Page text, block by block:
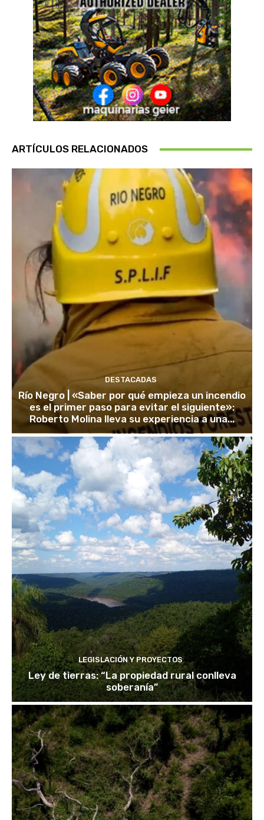
ARTÍCULOS RELACIONADOS
DESTACADAS
Río Negro | «Saber por qué empieza un incendio
es el primer paso para evitar el siguiente»:
Roberto Molina lleva su experiencia a una...
LEGISLACIÓN Y PROYECTOS
Ley de tierras: “La propiedad rural conlleva
soberanía”